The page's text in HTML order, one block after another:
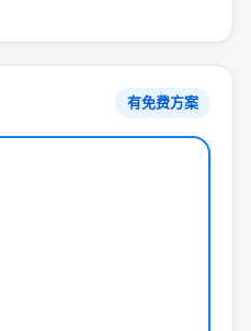
有免费方案